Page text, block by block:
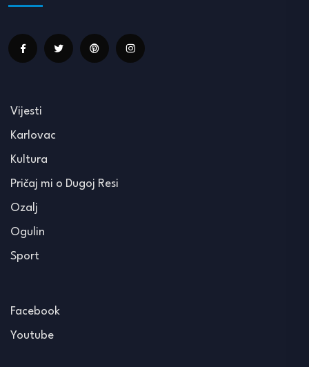
Vijesti
Karlovac
Kultura
Pričaj mi o Dugoj Resi
Ozalj
Ogulin
Sport
Facebook
Youtube